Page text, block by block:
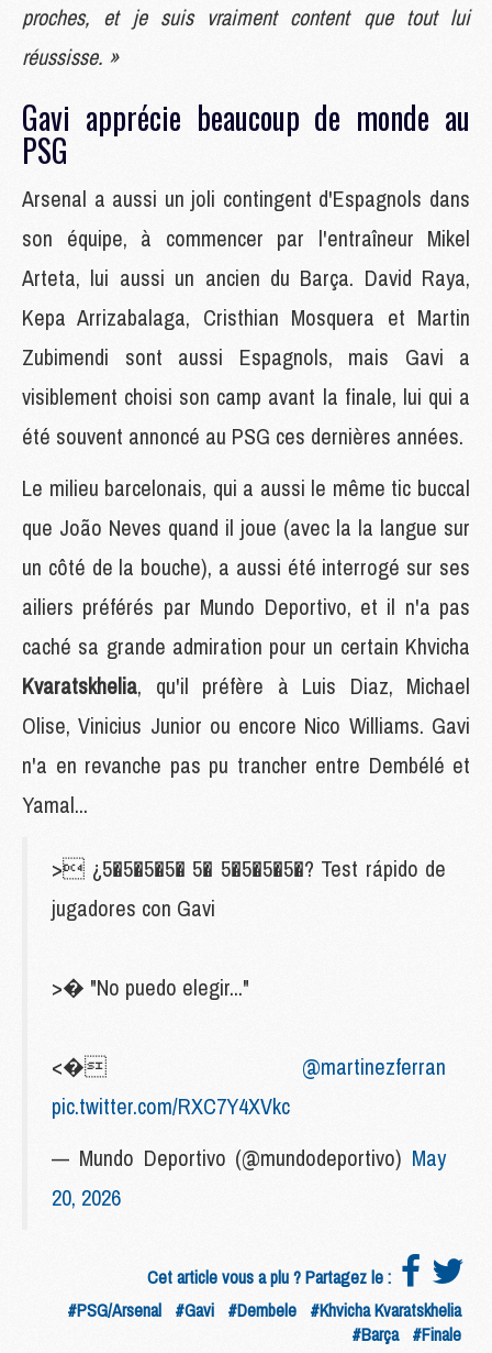
proches, et je suis vraiment content que tout lui
réussisse. »
Gavi apprécie beaucoup de monde au
PSG
Arsenal a aussi un joli contingent d'Espagnols dans
son équipe, à commencer par l'entraîneur Mikel
Arteta, lui aussi un ancien du Barça. David Raya,
Kepa Arrizabalaga, Cristhian Mosquera et Martin
Zubimendi sont aussi Espagnols, mais Gavi a
visiblement choisi son camp avant la finale, lui qui a
été souvent annoncé au PSG ces dernières années.
Le milieu barcelonais, qui a aussi le même tic buccal
que João Neves quand il joue (avec la la langue sur
un côté de la bouche), a aussi été interrogé sur ses
ailiers préférés par Mundo Deportivo, et il n'a pas
caché sa grande admiration pour un certain Khvicha
Kvaratskhelia, qu'il préfère à Luis Diaz, Michael
Olise, Vinicius Junior ou encore Nico Williams. Gavi
n'a en revanche pas pu trancher entre Dembélé et
Yamal...
> ¿5�5�5�5� 5� 5�5�5�5�? Test rápido de
jugadores con Gavi
>� "No puedo elegir..."
<� @martinezferran
pic.twitter.com/RXC7Y4XVkc
— Mundo Deportivo (@mundodeportivo) May
20, 2026
Cet article vous a plu ? Partagez le :
#PSG/Arsenal #Gavi #Dembele #Khvicha Kvaratskhelia
#Barça #Finale